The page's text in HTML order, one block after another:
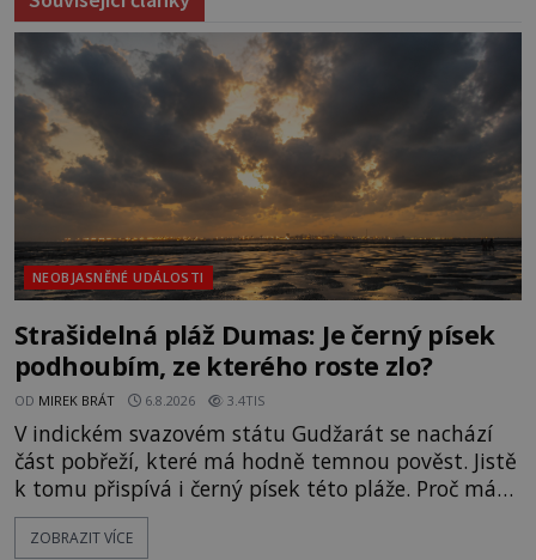
NEOBJASNĚNÉ UDÁLOSTI
Strašidelná pláž Dumas: Je černý písek
podhoubím, ze kterého roste zlo?
OD MIREK BRÁT 6.8.2026 3.4TIS
V indickém svazovém státu Gudžarát se nachází
část pobřeží, které má hodně temnou pověst. Jistě
k tomu přispívá i černý písek této pláže. Proč má
pláž takové netypické zbarvení? Nakolik jsou
pravdivé historky, že zde došlo k nevysvětlitelným
ZOBRAZIT VÍCE